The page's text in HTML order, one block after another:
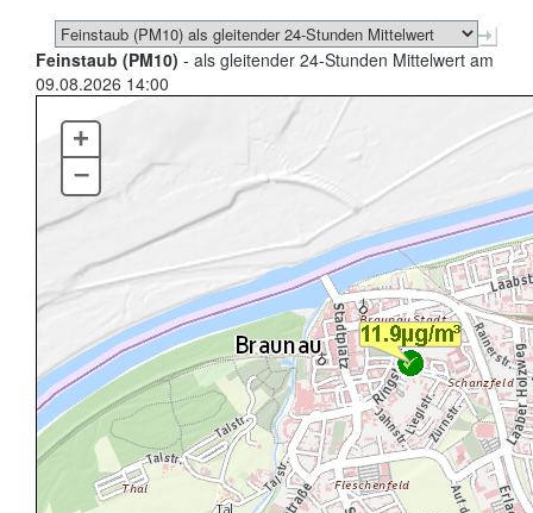
Feinstaub (PM10) - als gleitender 24-Stunden Mittelwert am
09.08.2026 14:00
+
–